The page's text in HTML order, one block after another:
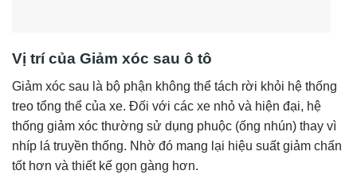
Vị trí của Giảm xóc sau ô tô
Giảm xóc sau là bộ phận không thể tách rời khỏi hệ thống
treo tổng thể của xe. Đối với các xe nhỏ và hiện đại, hệ
thống giảm xóc thường sử dụng phuộc (ống nhún) thay vì
nhíp lá truyền thống. Nhờ đó mang lại hiệu suất giảm chấn
tốt hơn và thiết kế gọn gàng hơn.